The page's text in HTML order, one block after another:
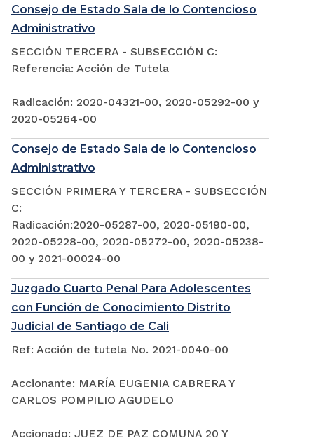
Consejo de Estado Sala de lo Contencioso
Administrativo
SECCIÓN TERCERA - SUBSECCIÓN C:
Referencia: Acción de Tutela
Radicación: 2020-04321-00, 2020-05292-00 y
2020-05264-00
Consejo de Estado Sala de lo Contencioso
Administrativo
SECCIÓN PRIMERA Y TERCERA - SUBSECCIÓN
C:
Radicación:2020-05287-00, 2020-05190-00,
2020-05228-00, 2020-05272-00, 2020-05238-
00 y 2021-00024-00
Juzgado Cuarto Penal Para Adolescentes
con Función de Conocimiento Distrito
Judicial de Santiago de Cali
Ref: Acción de tutela No. 2021-0040-00
Accionante: MARÍA EUGENIA CABRERA Y
CARLOS POMPILIO AGUDELO
Accionado: JUEZ DE PAZ COMUNA 20 Y